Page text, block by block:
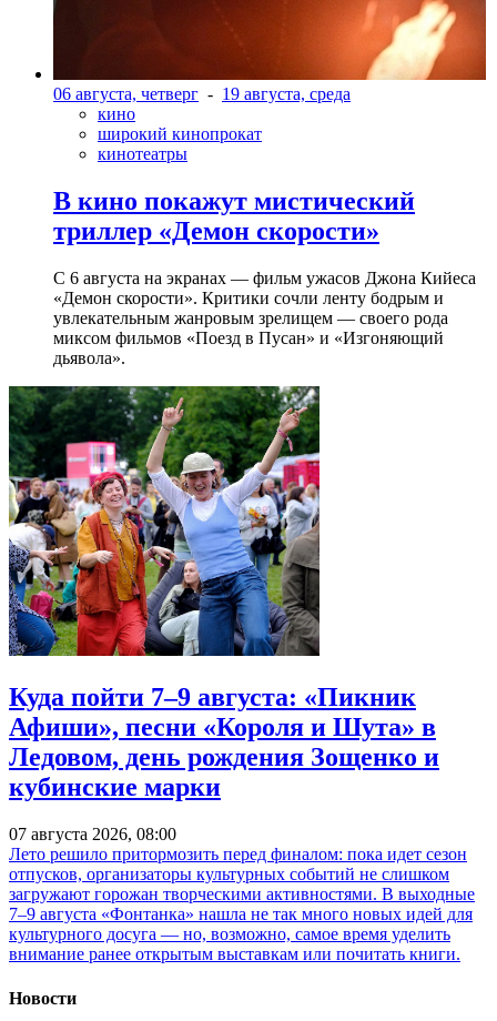
06 августа, четверг - 19 августа, среда
кино
широкий кинопрокат
кинотеатры
В кино покажут мистический
триллер «Демон скорости»
С 6 августа на экранах — фильм ужасов Джона Кийеса
«Демон скорости». Критики сочли ленту бодрым и
увлекательным жанровым зрелищeм — своего рода
миксом фильмов «Поезд в Пусан» и «Изгоняющий
дьявола».
Куда пойти 7–9 августа: «Пикник
Афиши», песни «Короля и Шута» в
Ледовом, день рождения Зощенко и
кубинские марки
07 августа 2026, 08:00
Лето решило притормозить перед финалом: пока идет сезон
отпусков, организаторы культурных событий не слишком
загружают горожан творческими активностями. В выходные
7–9 августа «Фонтанка» нашла не так много новых идей для
культурного досуга — но, возможно, самое время уделить
внимание ранее открытым выставкам или почитать книги.
Новости